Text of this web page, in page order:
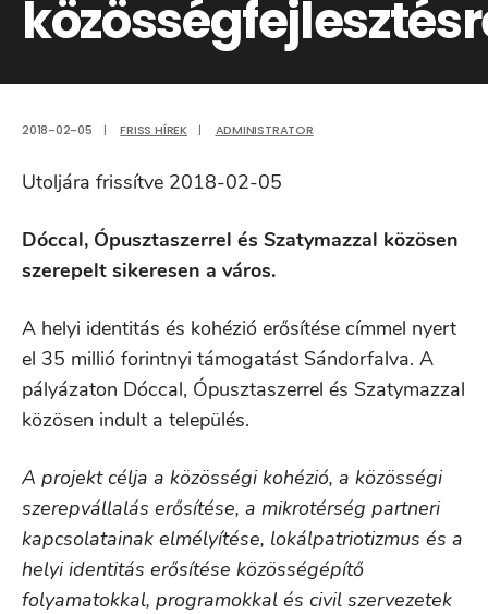
2018-02-05 | FRISS HÍREK | ADMINISTRATOR
Utoljára frissítve 2018-02-05
Dóccal, Ópusztaszerrel és Szatymazzal közösen
szerepelt sikeresen a város.
A helyi identitás és kohézió erősítése címmel nyert
el 35 millió forintnyi támogatást Sándorfalva. A
pályázaton Dóccal, Ópusztaszerrel és Szatymazzal
közösen indult a település.
A projekt célja a közösségi kohézió, a közösségi
szerepvállalás erősítése, a mikrotérség partneri
kapcsolatainak elmélyítése, lokálpatriotizmus és a
helyi identitás erősítése közösségépítő
folyamatokkal, programokkal és civil szervezetek